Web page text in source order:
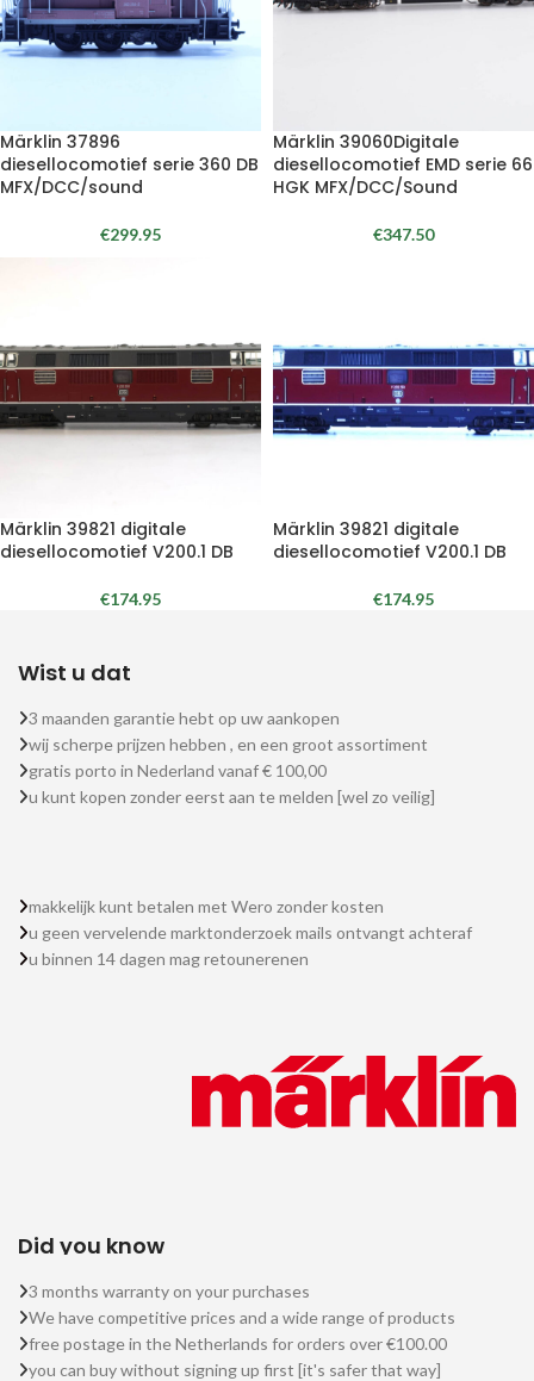
Märklin 37896
diesellocomotief serie 360 DB
MFX/DCC/sound
€299.95
Märklin 39060Digitale
diesellocomotief EMD serie 66
HGK MFX/DCC/Sound
€347.50
Märklin 39821 digitale
diesellocomotief V200.1 DB
€174.95
Märklin 39821 digitale
diesellocomotief V200.1 DB
€174.95
Wist u dat
3 maanden garantie hebt op uw aankopen
wij scherpe prijzen hebben , en een groot assortiment
gratis porto in Nederland vanaf € 100,00
u kunt kopen zonder eerst aan te melden [wel zo veilig]
makkelijk kunt betalen met Wero zonder kosten
u geen vervelende marktonderzoek mails ontvangt achteraf
u binnen 14 dagen mag retounerenen
Did you know
3 months warranty on your purchases
We have competitive prices and a wide range of products
free postage in the Netherlands for orders over €100.00
you can buy without signing up first [it's safer that way]